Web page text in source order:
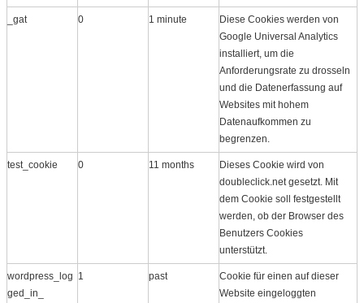
_gat 0 1 minute
Diese Cookies werden von
Google Universal Analytics
installiert, um die
Anforderungsrate zu drosseln
und die Datenerfassung auf
Websites mit hohem
Datenaufkommen zu
begrenzen.
test_cookie 0 11 months
Dieses Cookie wird von
doubleclick.net gesetzt. Mit
dem Cookie soll festgestellt
werden, ob der Browser des
Benutzers Cookies
unterstützt.
wordpress_log
ged_in_
1 past
Cookie für einen auf dieser
Website eingeloggten